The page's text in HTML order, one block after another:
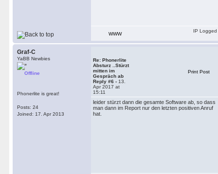
WWW
IP Logged
Graf-C
YaBB Newbies
Offline
Phonerlite is great!
Posts: 24
Joined: 17. Apr 2013
Re: Phonerlite
Absturz ..Stürzt
mitten im
Gespräch ab
Reply #6 - 13.
Apr 2017 at
15:11
Print Post
leider stürzt dann die gesamte Software ab, so dass
man dann im Report nur den letzten positiven Anruf
hat.